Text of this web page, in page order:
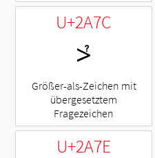
U+2A7C
⩼
Größer-als-Zeichen mit
übergesetztem
Fragezeichen
U+2A7E